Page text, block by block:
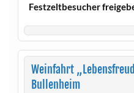
Festzeltbesucher
Weinfahrt
Bullenheim